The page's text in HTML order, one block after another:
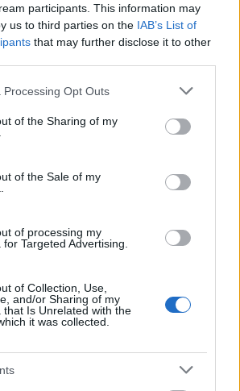
participants. This information may
us to third parties on the IAB’s List of
that may further disclose it to other
website/app uses one or more Google
or usage behaviour. You may click to
to Google and its third-party tags to
specified purposes in below Google
Processing Opt Outs
of the Sharing of my
of the Sale of my
of processing my
Targeted Advertising.
of Collection, Use,
and/or Sharing of my
that Is Unrelated with the
it was collected.
μυστικό της Κρήτης: Το φαράγγι
παραλία στο Λιβυκό
Η τρυφερή φωτογραφία από το
νεογέννητο γιο της